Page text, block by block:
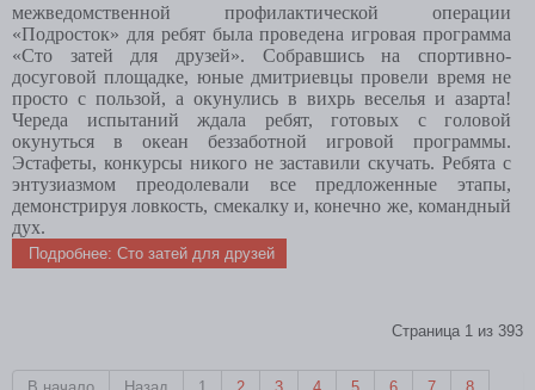
межведомственной профилактической операции
«Подросток» для ребят была проведена игровая программа
«Сто затей для друзей». Собравшись на спортивно-
досуговой площадке, юные дмитриевцы провели время не
просто с пользой, а окунулись в вихрь веселья и азарта!
Череда испытаний ждала ребят, готовых с головой
окунуться в океан беззаботной игровой программы.
Эстафеты, конкурсы никого не заставили скучать. Ребята с
энтузиазмом преодолевали все предложенные этапы,
демонстрируя ловкость, смекалку и, конечно же, командный
дух.
Подробнее: Сто затей для друзей
Страница 1 из 393